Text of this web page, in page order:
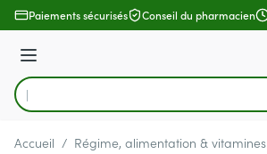
Aller au contenu
Paiements sécurisés Conseil du pharmacien
Menu
Rechercher
Accueil / Régime, alimentation & vitamines